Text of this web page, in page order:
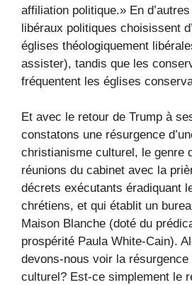
affiliation politique.» En
libéraux politiques choisissent
églises théologiquement
assister), tandis que les
fréquentent les églises
Et avec le retour de Trump à
constatons une résurgence
christianisme culturel, le genre
réunions du cabinet avec la
décrets exécutants éradiquant
chrétiens, et qui établit un
Maison Blanche (doté du
prospérité Paula White-Cain).
devons-nous voir la
culturel? Est-ce simplement le